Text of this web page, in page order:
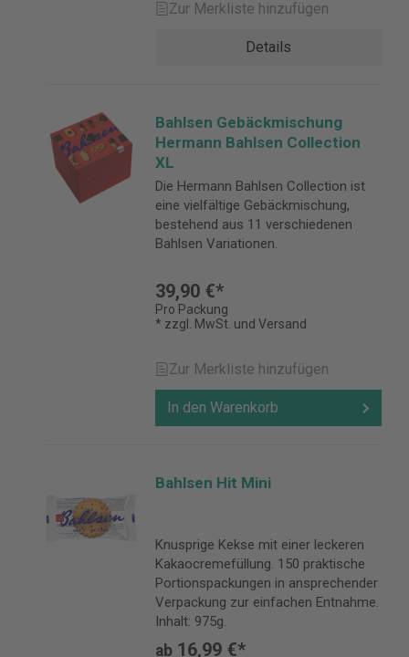
Zur Merkliste hinzufügen
Details
Bahlsen Gebäckmischung
Hermann Bahlsen Collection
XL
Die Hermann Bahlsen Collection ist
eine vielfältige Gebäckmischung,
bestehend aus 11 verschiedenen
Bahlsen Variationen.
39,90 €*
Pro Packung
* zzgl. MwSt. und Versand
Zur Merkliste hinzufügen
In den Warenkorb
Bahlsen Hit Mini
Knusprige Kekse mit einer leckeren
Kakaocremefüllung. 150 praktische
Portionspackungen in ansprechender
Verpackung zur einfachen Entnahme.
Inhalt: 975g.
ab 16,99 €*